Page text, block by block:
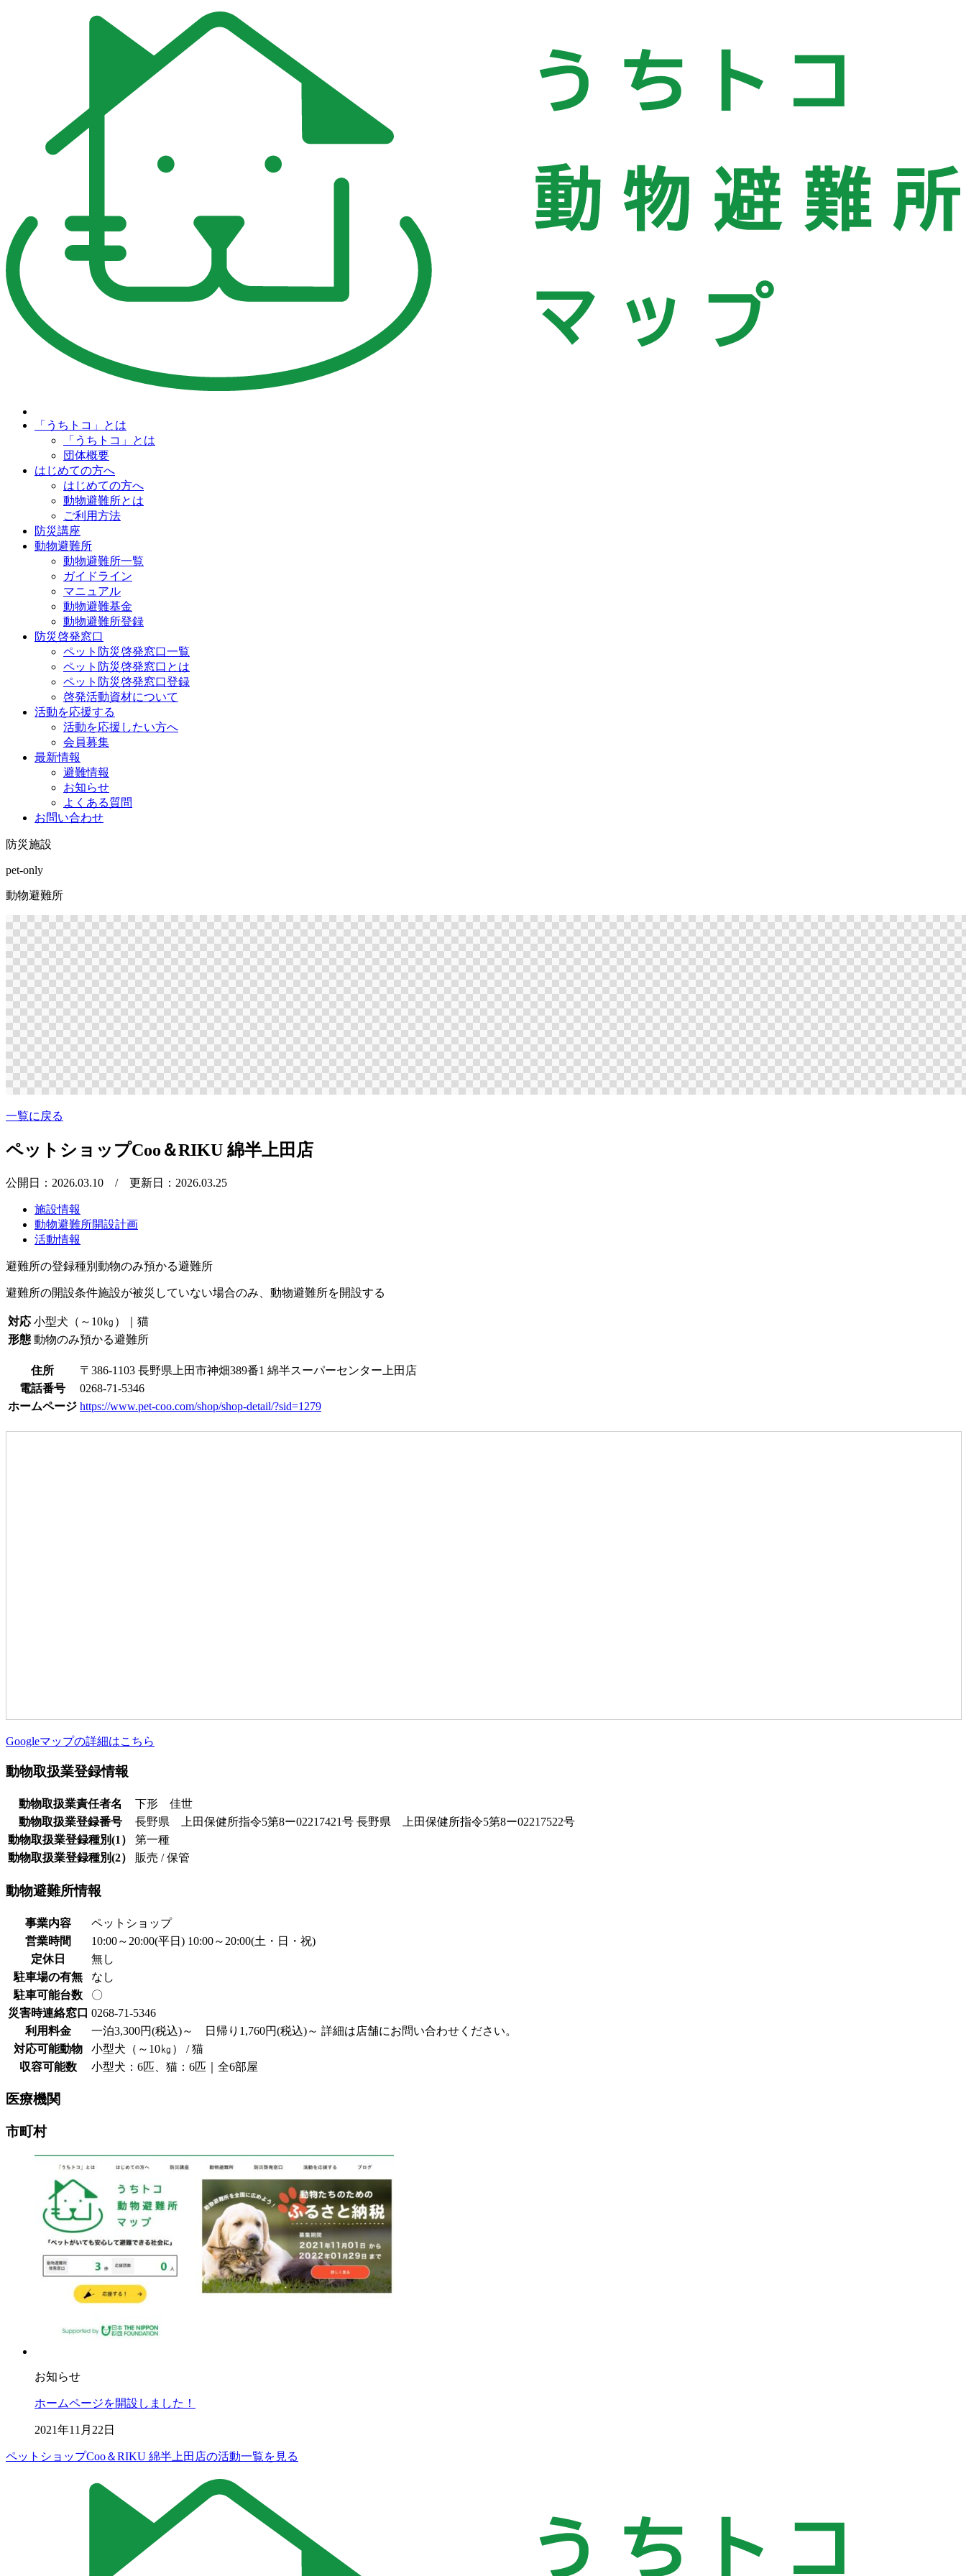
「うちトコ」とは
「うちトコ」とは
団体概要
はじめての方へ
はじめての方へ
動物避難所とは
ご利用方法
防災講座
動物避難所
動物避難所一覧
ガイドライン
マニュアル
動物避難基金
動物避難所登録
防災啓発窓口
ペット防災啓発窓口一覧
ペット防災啓発窓口とは
ペット防災啓発窓口登録
啓発活動資材について
活動を応援する
活動を応援したい方へ
会員募集
最新情報
避難情報
お知らせ
よくある質問
お問い合わせ
防災施設
pet-only
動物避難所
一覧に戻る
ペットショップCoo＆RIKU 綿半上田店
公開日：2026.03.10 / 更新日：2026.03.25
施設情報
動物避難所開設計画
活動情報
避難所の登録種別 動物のみ預かる避難所
避難所の開設条件施設が被災していない場合のみ、動物避難所を開設する
対応 小型犬（～10㎏）｜猫
形態 動物のみ預かる避難所
住所
〒386-1103 長野県上田市神畑389番1 綿半スーパーセンター上田店
電話番号
0268-71-5346
ホームページ https://www.pet-coo.com/shop/shop-detail/?sid=1279
Googleマップの詳細はこちら
動物取扱業登録情報
動物取扱業責任者名
下形 佳世
動物取扱業登録番号
長野県 上田保健所指令5第8ー02217421号 長野県 上田保健所指令5第8ー02217522号
動物取扱業登録種別(1）
第一種
動物取扱業登録種別(2）
販売 / 保管
動物避難所情報
事業内容
ペットショップ
営業時間
10:00～20:00(平日) 10:00～20:00(土・日・祝)
定休日
無し
駐車場の有無
なし
駐車可能台数
〇
災害時連絡窓口 0268-71-5346
利用料金
一泊3,300円(税込)～ 日帰り1,760円(税込)～ 詳細は店舗にお問い合わせください。
対応可能動物
小型犬（～10㎏） / 猫
収容可能数
小型犬：6匹、猫：6匹｜全6部屋
医療機関
市町村
お知らせ
ホームページを開設しました！
2021年11月22日
ペットショップCoo＆RIKU 綿半上田店の活動一覧を見る